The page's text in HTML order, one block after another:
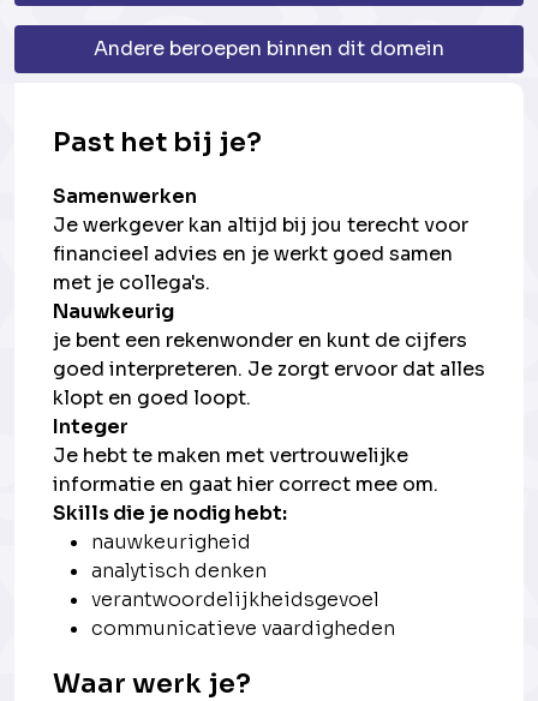
Andere beroepen binnen dit domein
Past het bij je?
Samenwerken
Je werkgever kan altijd bij jou terecht voor
financieel advies en je werkt goed samen
met je collega's.
Nauwkeurig
je bent een rekenwonder en kunt de cijfers
goed interpreteren. Je zorgt ervoor dat alles
klopt en goed loopt.
Integer
Je hebt te maken met vertrouwelijke
informatie en gaat hier correct mee om.
Skills die je nodig hebt:
nauwkeurigheid
analytisch denken
verantwoordelijkheidsgevoel
communicatieve vaardigheden
Waar werk je?